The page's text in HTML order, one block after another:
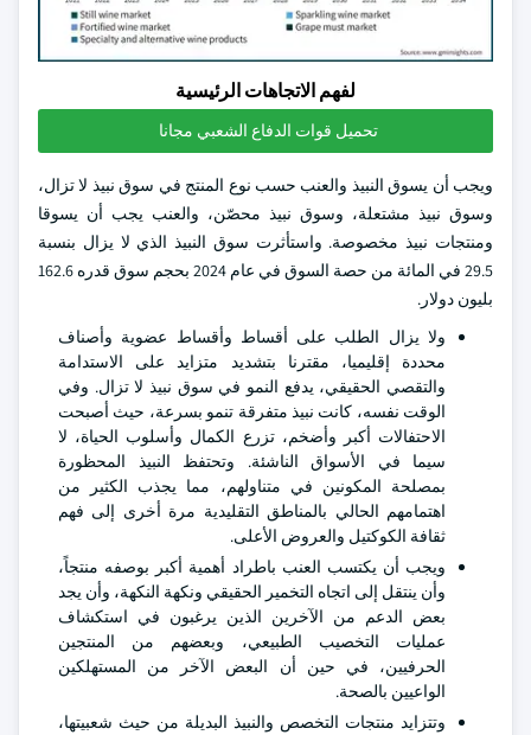
لفهم الاتجاهات الرئيسية
تحميل قوات الدفاع الشعبي مجانا
ويجب أن يسوق النبيذ والعنب حسب نوع المنتج في سوق نبيذ لا تزال،
وسوق نبيذ مشتعلة، وسوق نبيذ محصّن، والعنب يجب أن يسوقا
ومنتجات نبيذ مخصوصة. واستأثرت سوق النبيذ الذي لا يزال بنسبة
29.5 في المائة من حصة السوق في عام 2024 بحجم سوق قدره 162.6
بليون دولار.
ولا يزال الطلب على أقساط وأقساط عضوية وأصناف
محددة إقليميا، مقترنا بتشديد متزايد على الاستدامة
والتقصي الحقيقي، يدفع النمو في سوق نبيذ لا تزال. وفي
الوقت نفسه، كانت نبيذ متفرقة تنمو بسرعة، حيث أصبحت
الاحتفالات أكبر وأضخم، تزرع الكمال وأسلوب الحياة، لا
سيما في الأسواق الناشئة. وتحتفظ النبيذ المحظورة
بمصلحة المكونين في متناولهم، مما يجذب الكثير من
اهتمامهم الحالي بالمناطق التقليدية مرة أخرى إلى فهم
ثقافة الكوكتيل والعروض الأعلى.
ويجب أن يكتسب العنب باطراد أهمية أكبر بوصفه منتجاً،
وأن ينتقل إلى اتجاه التخمير الحقيقي ونكهة النكهة، وأن يجد
بعض الدعم من الآخرين الذين يرغبون في استكشاف
عمليات التخصيب الطبيعي، وبعضهم من المنتجين
الحرفيين، في حين أن البعض الآخر من المستهلكين
الواعيين بالصحة.
وتتزايد منتجات التخصص والنبيذ البديلة من حيث شعبيتها،